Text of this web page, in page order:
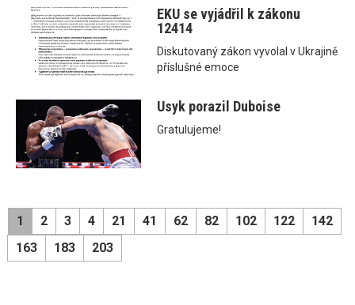
EKU se vyjádřil k zákonu
12414
Diskutovaný zákon vyvolal v Ukrajině
příslušné emoce
Usyk porazil Duboise
Gratulujeme!
1 2 3 4 21 41 62 82 102 122
142
163
183 203